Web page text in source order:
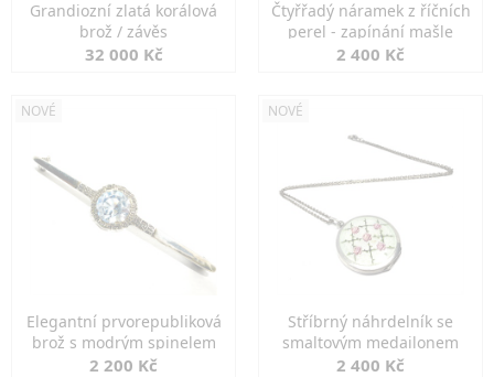
Grandiozní zlatá korálová
brož / závěs
32 000 Kč
Čtyřřadý náramek z říčních
perel - zapínání mašle
2 400 Kč
NOVÉ
Elegantní prvorepubliková
brož s modrým spinelem
2 200 Kč
NOVÉ
Stříbrný náhrdelník se
smaltovým medailonem
2 400 Kč